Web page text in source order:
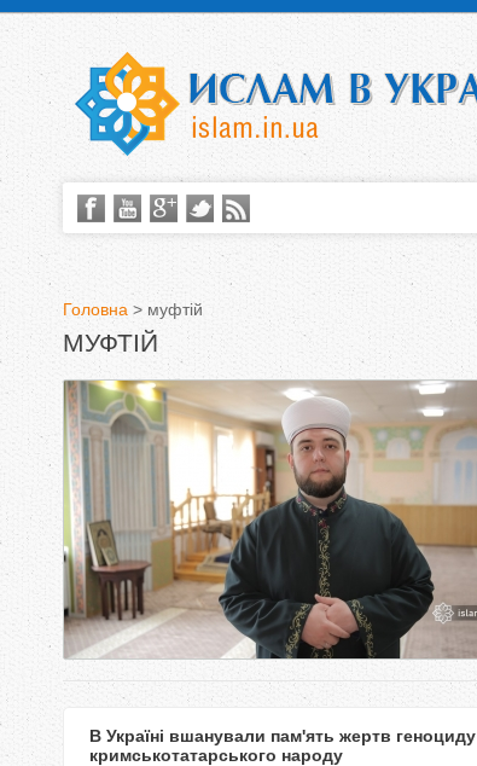
В
и
є
т
у
т
Головна > муфтій
МУФТІЙ
В Україні вшанували пам'ять жертв геноциду
кримськотатарського народу